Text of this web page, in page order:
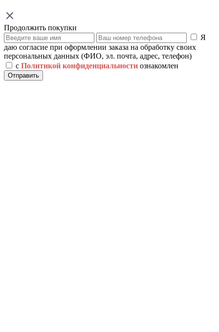
Продолжить покупки
Я
даю согласие при оформлении заказа на обработку своих
персональных данных (ФИО, эл. почта, адрес, телефон)
с Политикой конфиденциальности ознакомлен